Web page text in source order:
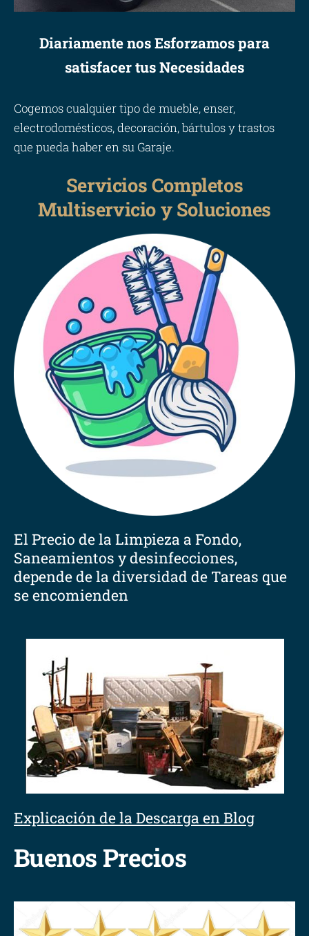
Diariamente nos Esforzamos para
satisfacer tus Necesidades
Cogemos cualquier tipo de mueble, enser,
electrodomésticos, decoración, bártulos y trastos
que pueda haber en su Garaje.
Servicios Completos
Multiservicio y Soluciones
El Precio de la Limpieza a Fondo,
Saneamientos y desinfecciones,
depende de la diversidad de Tareas que
se encomienden
Explicación de la Descarga en Blog
Buenos Precios